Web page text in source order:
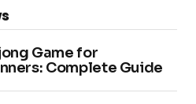
Game for
Complete Guide